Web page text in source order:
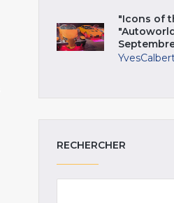
"Icons of
RECHERCHER